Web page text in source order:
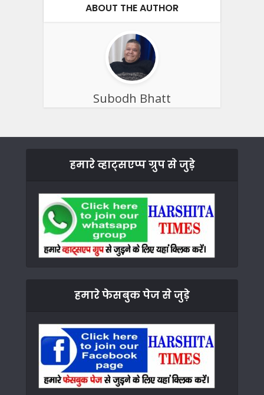
ABOUT THE AUTHOR
Subodh Bhatt
हमारे व्हाट्सएप्प ग्रुप से जुड़े
हमारे फेसबुक पेज से जुड़े